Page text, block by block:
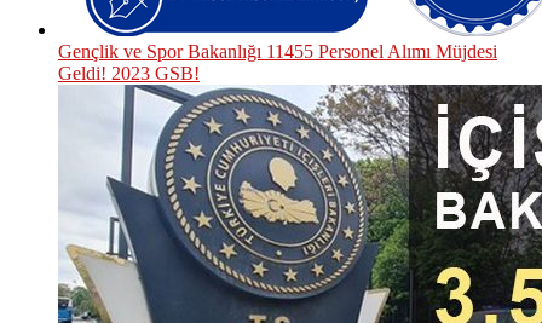
Gençlik ve Spor Bakanlığı 11455 Personel Alımı Müjdesi
Geldi! 2023 GSB!